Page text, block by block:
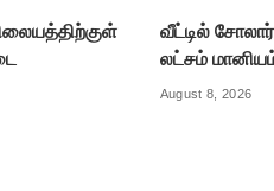
வீட்டில்
லட்சம்
August 8, 2026